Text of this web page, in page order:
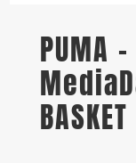
PUMA